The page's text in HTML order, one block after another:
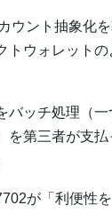
ウント抽象化
トウォレット
ッチ処理（
を第三者が支
が「利便性